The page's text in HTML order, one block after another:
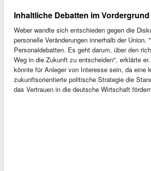
Inhaltliche Debatten im Vordergrund
Weber wandte sich entschieden gegen die
personelle Veränderungen innerhalb der Union.
Personaldebatten. Es geht darum, über den
Weg in die Zukunft zu entscheiden", erklärte
könnte für Anleger von Interesse sein, da eine
zukunftsorientierte politische Strategie die
das Vertrauen in die deutsche Wirtschaft